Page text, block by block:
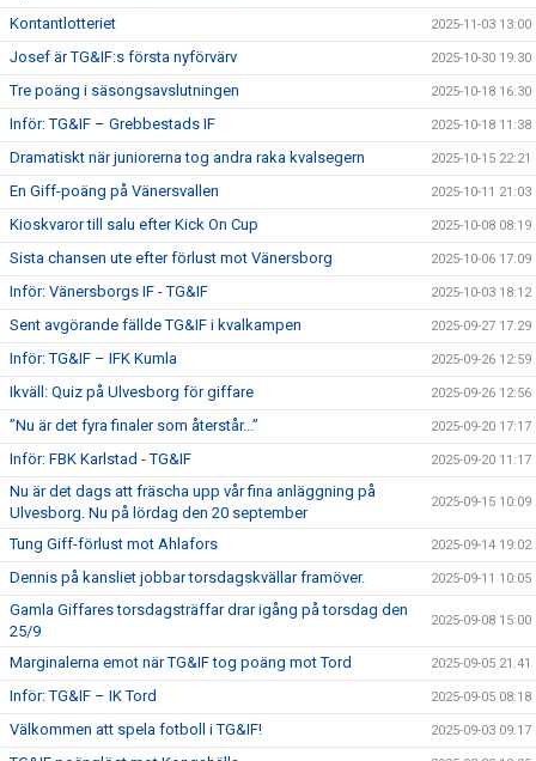
Kontantlotteriet 2025-11-03 13:00
Josef är TG&IF:s första nyförvärv 2025-10-30 19:30
Tre poäng i säsongsavslutningen 2025-10-18 16:30
Inför: TG&IF – Grebbestads IF 2025-10-18 11:38
Dramatiskt när juniorerna tog andra raka kvalsegern 2025-10-15 22:21
En Giff-poäng på Vänersvallen 2025-10-11 21:03
Kioskvaror till salu efter Kick On Cup 2025-10-08 08:19
Sista chansen ute efter förlust mot Vänersborg 2025-10-06 17:09
Inför: Vänersborgs IF - TG&IF 2025-10-03 18:12
Sent avgörande fällde TG&IF i kvalkampen 2025-09-27 17:29
Inför: TG&IF – IFK Kumla 2025-09-26 12:59
Ikväll: Quiz på Ulvesborg för giffare 2025-09-26 12:56
”Nu är det fyra finaler som återstår...” 2025-09-20 17:17
Inför: FBK Karlstad - TG&IF 2025-09-20 11:17
Nu är det dags att fräscha upp vår fina anläggning på
Ulvesborg. Nu på lördag den 20 september
2025-09-15 10:09
Tung Giff-förlust mot Ahlafors 2025-09-14 19:02
Dennis på kansliet jobbar torsdagskvällar framöver. 2025-09-11 10:05
Gamla Giffares torsdagsträffar drar igång på torsdag den
25/9
2025-09-08 15:00
Marginalerna emot när TG&IF tog poäng mot Tord 2025-09-05 21:41
Inför: TG&IF – IK Tord 2025-09-05 08:18
Välkommen att spela fotboll i TG&IF! 2025-09-03 09:17